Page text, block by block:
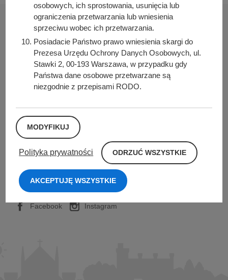
Urząd Miasta i Gminy w Kórniku
Pl. Niepodległości 1
62-035 Kórnik
26 9076 0008 2001 0000 0215 0002
Sprawdź także
Śledź nas na
Facebook Instagram
osobowych, ich sprostowania, usunięcia lub
ograniczenia przetwarzania lub wniesienia
sprzeciwu wobec ich przetwarzania.
Posiadacie Państwo prawo wniesienia skargi do
Prezesa Urzędu Ochrony Danych Osobowych, ul.
Stawki 2, 00-193 Warszawa, w przypadku gdy
Państwa dane osobowe przetwarzane są
niezgodnie z przepisami RODO.
MODYFIKUJ
Polityka prywatności ODRZUĆ WSZYSTKIE
AKCEPTUJĘ WSZYSTKIE